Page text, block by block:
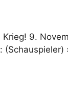
9.